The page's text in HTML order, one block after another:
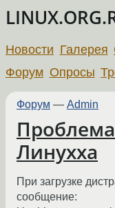
Новости Галерея
Форум Опросы
Форум — Admin
Линухха
При загрузке
сообщение: